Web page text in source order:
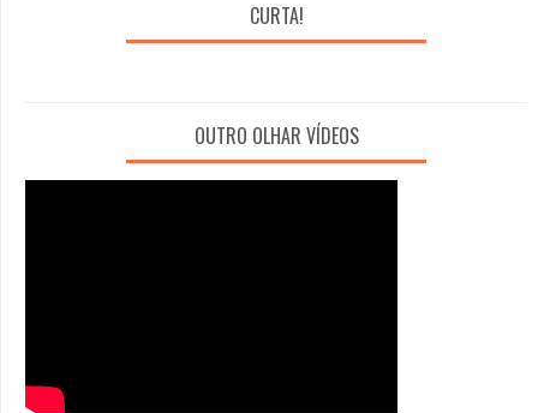
CURTA!
OUTRO OLHAR VÍDEOS